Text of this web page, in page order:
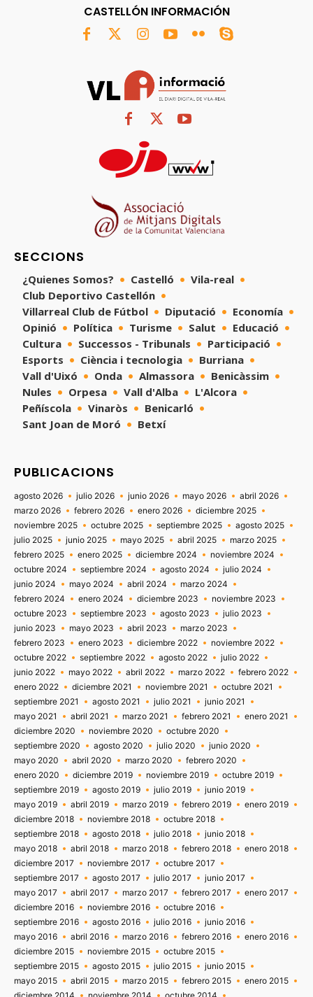
CASTELLÓN INFORMACIÓN
SECCIONS
¿Quienes Somos? Castelló
Vila-real
Club Deportivo Castellón
Villarreal Club de Fútbol
Diputació
Economía
Opinió
Política Turisme Salut
Educació
Cultura
Successos - Tribunals
Participació
Esports
Ciència i tecnologia
Burriana
Vall d'Uixó
Onda Almassora
Benicàssim
Nules
Orpesa Vall d'Alba
L'Alcora
Peñíscola
Vinaròs
Benicarló
Sant Joan de Moró
Betxí
PUBLICACIONS
agosto 2026 julio 2026 junio 2026 mayo 2026
abril 2026
marzo 2026
febrero 2026 enero 2026
diciembre 2025
noviembre 2025
octubre 2025 septiembre 2025
agosto 2025
julio 2025
junio 2025 mayo 2025 abril 2025
marzo 2025
febrero 2025
enero 2025 diciembre 2024
noviembre 2024
octubre 2024
septiembre 2024 agosto 2024
julio 2024
junio 2024
mayo 2024 abril 2024
marzo 2024
febrero 2024
enero 2024 diciembre 2023
noviembre 2023
octubre 2023
septiembre 2023 agosto 2023
julio 2023
junio 2023
mayo 2023 abril 2023
marzo 2023
febrero 2023
enero 2023 diciembre 2022
noviembre 2022
octubre 2022
septiembre 2022 agosto 2022
julio 2022
junio 2022
mayo 2022 abril 2022 marzo 2022
febrero 2022
enero 2022
diciembre 2021 noviembre 2021
octubre 2021
septiembre 2021
agosto 2021 julio 2021
junio 2021
mayo 2021
abril 2021 marzo 2021 febrero 2021
enero 2021
diciembre 2020
noviembre 2020
octubre 2020
septiembre 2020
agosto 2020 julio 2020
junio 2020
mayo 2020
abril 2020 marzo 2020
febrero 2020
enero 2020
diciembre 2019 noviembre 2019
octubre 2019
septiembre 2019
agosto 2019 julio 2019
junio 2019
mayo 2019
abril 2019 marzo 2019 febrero 2019
enero 2019
diciembre 2018
noviembre 2018
octubre 2018
septiembre 2018
agosto 2018 julio 2018
junio 2018
mayo 2018
abril 2018 marzo 2018 febrero 2018
enero 2018
diciembre 2017
noviembre 2017
octubre 2017
septiembre 2017
agosto 2017 julio 2017
junio 2017
mayo 2017
abril 2017 marzo 2017 febrero 2017
enero 2017
diciembre 2016
noviembre 2016
octubre 2016
septiembre 2016
agosto 2016 julio 2016
junio 2016
mayo 2016
abril 2016 marzo 2016 febrero 2016
enero 2016
diciembre 2015
noviembre 2015
octubre 2015
septiembre 2015
agosto 2015 julio 2015
junio 2015
mayo 2015
abril 2015 marzo 2015 febrero 2015
enero 2015